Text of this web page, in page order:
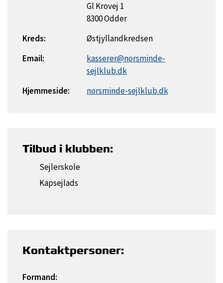
Gl Krovej 1
8300 Odder
Kreds:
Østjyllandkredsen
Email:
kasserer@norsminde-
sejlklub.dk
Hjemmeside:
norsminde-sejlklub.dk
Tilbud i klubben:
Sejlerskole
Kapsejlads
Kontaktpersoner:
Formand: